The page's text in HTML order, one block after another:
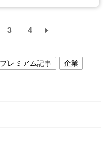
3 4
プレミアム記事
企業